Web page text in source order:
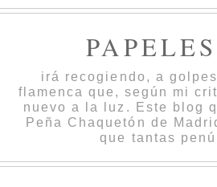
irá recogiendo, a
flamenca que, según mi
nuevo a la luz. Este blog
Peña Chaquetón de
que tantas